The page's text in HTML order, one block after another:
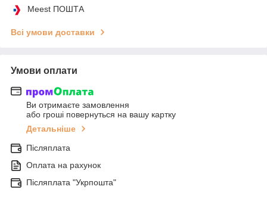
Meest ПОШТА
Всі умови доставки
Умови оплати
Ви отримаєте замовлення
або гроші повернуться на вашу картку
Детальніше
Післяплата
Оплата на рахунок
Післяплата "Укрпошта"